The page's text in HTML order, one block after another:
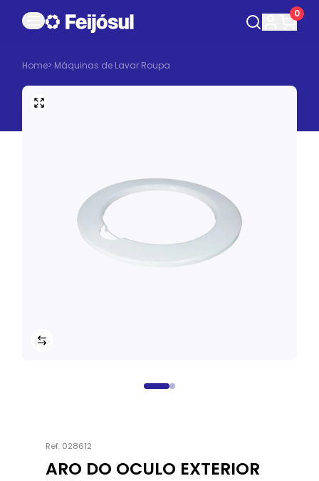
0
Home> Máquinas de Lavar Roupa
Ref. 028612
ARO DO OCULO EXTERIOR